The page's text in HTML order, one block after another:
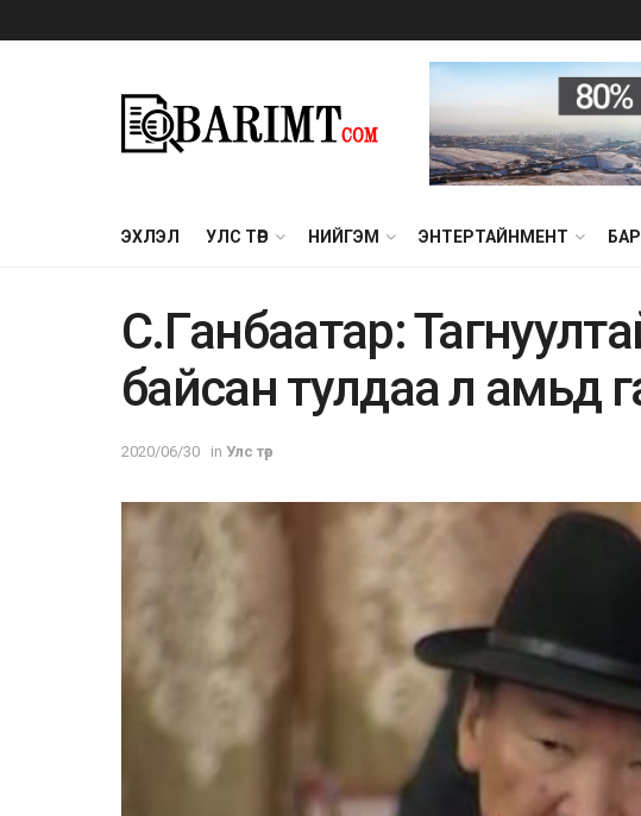
ЭХЛЭЛ УЛС ТӨР НИЙГЭМ ЭНТЕРТАЙНМЕНТ
C.Гaнбaaтap:
бaйcaн тyлдaa л aмьд
2020/06/30 in Улс төр